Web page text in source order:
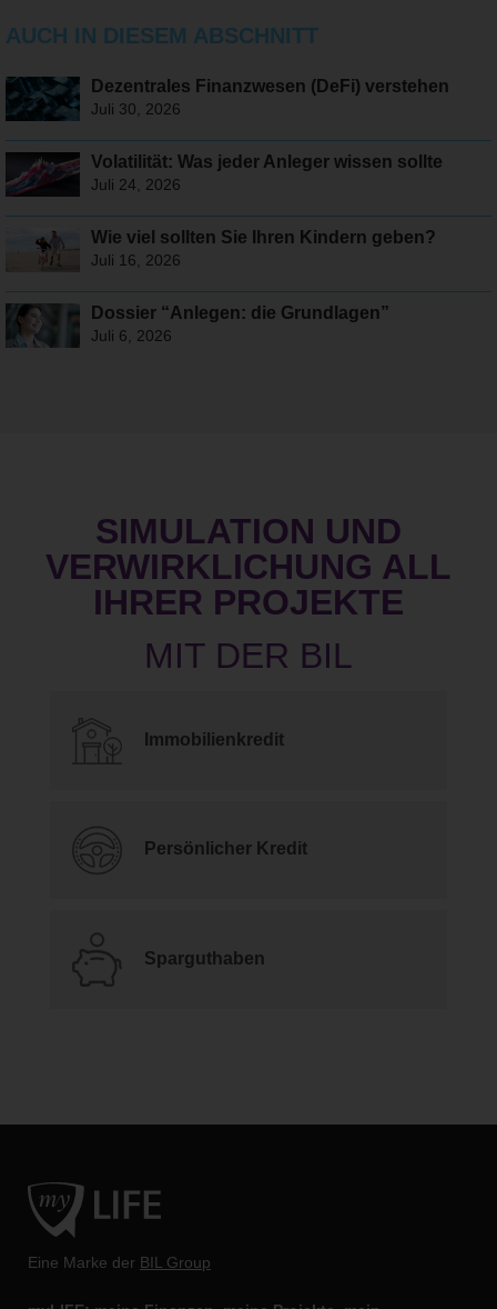
AUCH IN DIESEM ABSCHNITT
Dezentrales Finanzwesen (DeFi) verstehen
Juli 30, 2026
Volatilität: Was jeder Anleger wissen sollte
Juli 24, 2026
Wie viel sollten Sie Ihren Kindern geben?
Juli 16, 2026
Dossier “Anlegen: die Grundlagen”
Juli 6, 2026
SIMULATION UND
VERWIRKLICHUNG ALL
IHRER PROJEKTE
Immobilienkredit
Persönlicher Kredit
Sparguthaben
Eine Marke der BIL Group